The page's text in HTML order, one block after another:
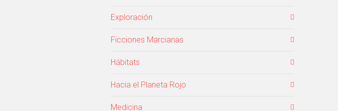
Exploración
Ficciones Marcianas
Hábitats
Hacia el Planeta Rojo
Medicina